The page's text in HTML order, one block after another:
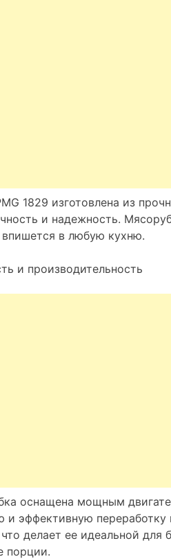
1829 изготовлена из
и надежность.
в любую кухню.
и производительность
оснащена мощным
и эффективную
делает ее идеальной
порции.